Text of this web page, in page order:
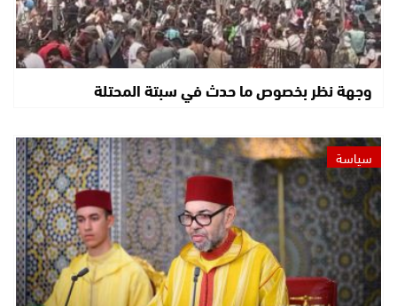
وجهة نظر بخصوص ما حدث في سبتة المحتلة
سياسة